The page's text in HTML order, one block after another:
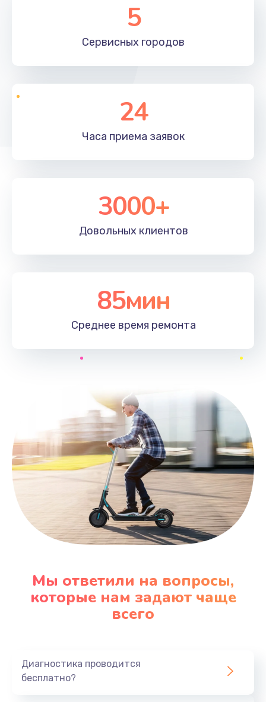
5
Сервисных городов
24
Часа приема заявок
3000+
Довольных клиентов
85мин
Среднее время ремонта
Мы ответили на вопросы,
которые нам задают чаще
всего
Диагностика проводится
бесплатно?